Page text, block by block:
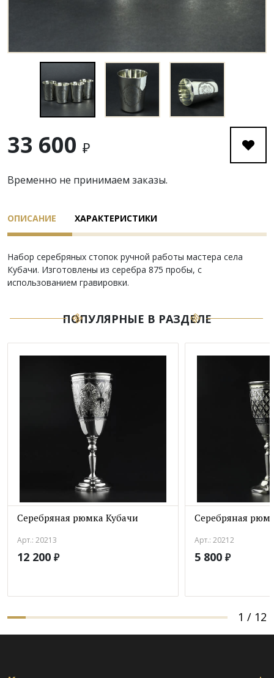
33 600 ₽
Временно не принимаем заказы.
ОПИСАНИЕ ХАРАКТЕРИСТИКИ
Набор серебряных стопок ручной работы мастера села
Кубачи. Изготовлены из серебра 875 пробы, с
использованием гравировки.
ПОПУЛЯРНЫЕ В РАЗДЕЛЕ
Серебряная рюмка Кубачи
Арт.: 20213
12 200 ₽
Серебряная
Арт.: 20212
5 800 ₽
1 / 12